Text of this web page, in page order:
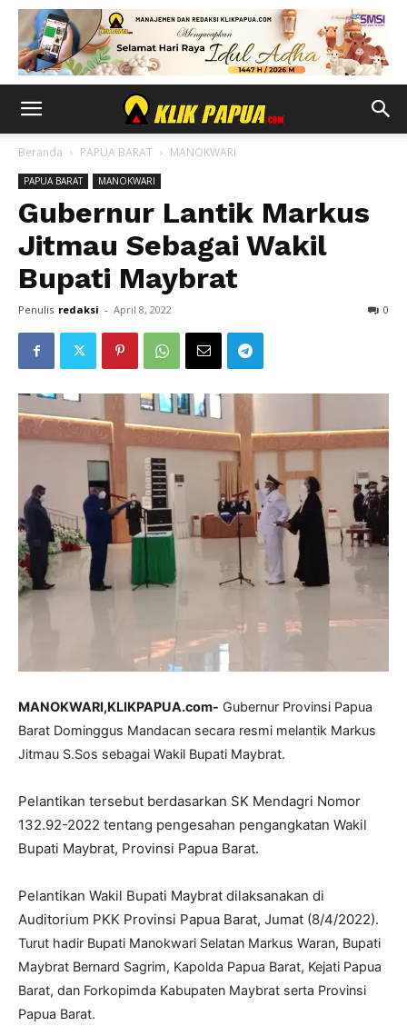
Beranda PAPUA BARAT MANOKWARI
PAPUA BARAT MANOKWARI
Gubernur Lantik Markus
Jitmau Sebagai Wakil
Bupati Maybrat
Penulis redaksi - April 8, 2022 0
MANOKWARI,KLIKPAPUA.com- Gubernur Provinsi Papua
Barat Dominggus Mandacan secara resmi melantik Markus
Jitmau S.Sos sebagai Wakil Bupati Maybrat.
Pelantikan tersebut berdasarkan SK Mendagri Nomor
132.92-2022 tentang pengesahan pengangkatan Wakil
Bupati Maybrat, Provinsi Papua Barat.
Pelantikan Wakil Bupati Maybrat dilaksanakan di
Auditorium PKK Provinsi Papua Barat, Jumat (8/4/2022).
Turut hadir Bupati Manokwari Selatan Markus Waran, Bupati
Maybrat Bernard Sagrim, Kapolda Papua Barat, Kejati Papua
Barat, dan Forkopimda Kabupaten Maybrat serta Provinsi
Papua Barat.